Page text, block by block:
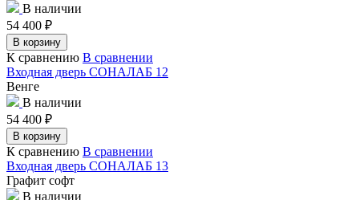
В наличии
54 400 ₽
В корзину
К сравнению В сравнении
Входная дверь СОНАЛАБ 12
Венге
В наличии
54 400 ₽
В корзину
К сравнению В сравнении
Входная дверь СОНАЛАБ 13
Графит софт
В наличии